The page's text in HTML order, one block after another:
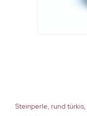
Steinperle, rund